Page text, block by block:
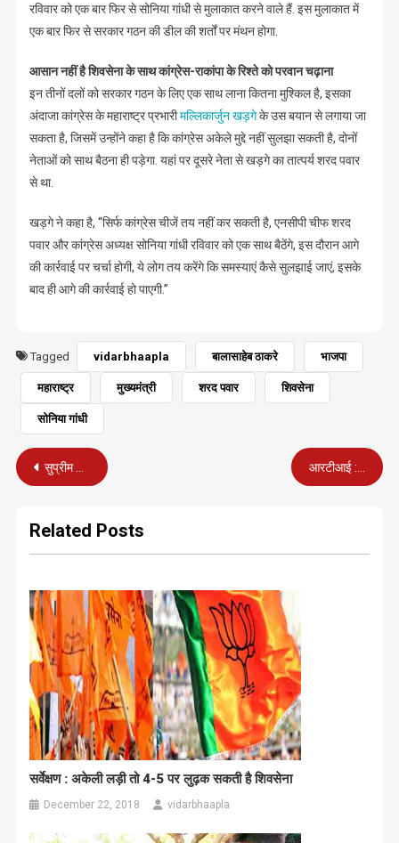
रविवार को एक बार फिर से सोनिया गांधी से मुलाकात करने वाले हैं. इस मुलाकात में
एक बार फिर से सरकार गठन की डील की शर्तों पर मंथन होगा.
आसान नहीं है शिवसेना के साथ कांग्रेस-राकांपा के रिश्ते को परवान चढ़ाना
इन तीनों दलों को सरकार गठन के लिए एक साथ लाना कितना मुश्किल है, इसका
अंदाजा कांग्रेस के महाराष्ट्र प्रभारीमल्लिकार्जुन खड़गेके उस बयान से लगाया जा
सकता है, जिसमें उन्होंने कहा है कि कांग्रेस अकेले मुद्दे नहीं सुलझा सकती है, दोनों
नेताओं को साथ बैठना ही पड़ेगा. यहां पर दूसरे नेता से खड़गे का तात्पर्य शरद पवार
से था.
खड़गे ने कहा है, “सिर्फ कांग्रेस चीजें तय नहीं कर सकती है, एनसीपी चीफ शरद
पवार और कांग्रेस अध्यक्ष सोनिया गांधी रविवार को एक साथ बैठेंगे, इस दौरान आगे
की कार्रवाई पर चर्चा होगी, ये लोग तय करेंगे कि समस्याएं कैसे सुलझाई जाएं, इसके
बाद ही आगे की कार्रवाई हो पाएगी.”
Tagged vidarbhaapla बालासाहेब ठाकरे भाजपा
महाराष्ट्र मुख्यमंत्री शरद पवार शिवसेना
सोनिया गांधी
Post
सुप्रीम कोर्ट के फैसले से ‘सूचना का अधिकार’ कानून और मजबूत होगा
Related Posts
सर्वेक्षण : अकेली लड़ी तो 4-5 पर लुढ़क सकती है शिवसेना
December 22, 2018 vidarbhaapla